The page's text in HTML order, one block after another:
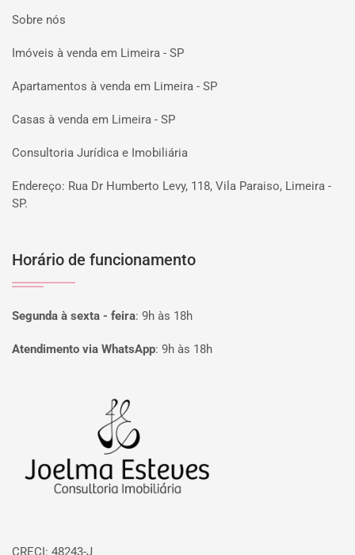
Sobre nós
Imóveis à venda em Limeira - SP
Apartamentos à venda em Limeira - SP
Casas à venda em Limeira - SP
Consultoria Jurídica e Imobiliária
Endereço: Rua Dr Humberto Levy, 118, Vila Paraiso, Limeira -
SP.
Horário de funcionamento
Segunda à sexta - feira: 9h às 18h
Atendimento via WhatsApp: 9h às 18h
CRECI: 48243-J